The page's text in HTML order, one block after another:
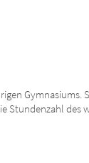
Stundenzahl des